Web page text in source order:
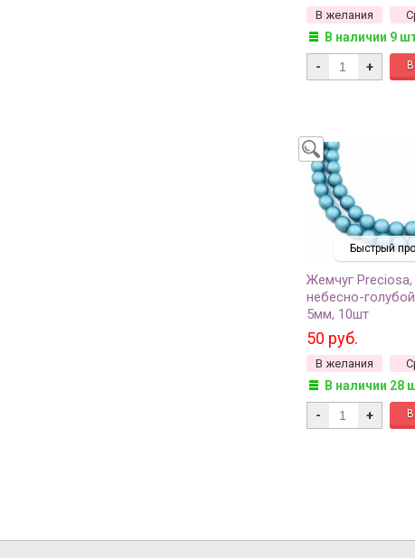
В желания
В наличии 9
- +
Быстрый
Жемчуг Preciosa,
небесно-
5мм, 10шт
50 руб.
В желания
В наличии 28
- +